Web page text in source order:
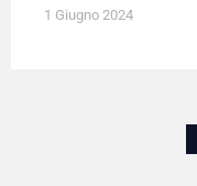
1 Giugno 2024